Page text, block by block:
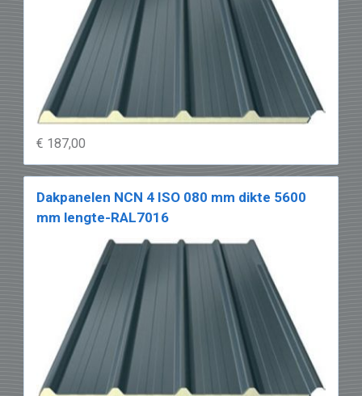
€ 187,00
Dakpanelen NCN 4 ISO 080 mm dikte 5600
mm lengte-RAL7016